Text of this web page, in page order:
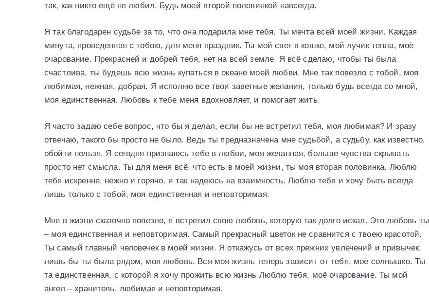
так, как никто ещё не любил. Будь моей второй половинкой навсегда.
Я так благодарен судьбе за то, что она подарила мне тебя. Ты мечта всей моей жизни. Каждая
минута, проведенная с тобою, для меня праздник. Ты мой свет в кошке, мой лучик тепла, моё
очарование. Прекрасней и добрей тебя, нет на всей земле. Я всё сделаю, чтобы ты была
счастлива, ты будешь всю жизнь купаться в океане моей любви. Мне так повезло с тобой, моя
любимая, нежная, добрая. Я исполню все твои заветные желания, только будь всегда со мной,
моя единственная. Любовь к тебе меня вдохновляет, и помогает жить.
Я часто задаю себе вопрос, что бы я делал, если бы не встретил тебя, моя любимая? И зразу
отвечаю, такого бы просто не было. Ведь ты предназначена мне судьбой, а судьбу, как известно,
обойти нельзя. Я сегодня признаюсь тебе в любви, моя желанная, больше чувства скрывать
просто нет смысла. Ты для меня всё, что есть в моей жизни, ты моя вторая половинка. Люблю
тебя искренне, нежно и горячо, и так надеюсь на взаимность. Люблю тебя и хочу быть всегда
лишь только с тобой, моя единственная и неповторимая.
Мне в жизни сказочно повезло, я встретил свою любовь, которую так долго искал. Это любовь ты
– моя единственная и неповторимая. Самый прекрасный цветок не сравнится с твоею красотой.
Ты самый главный человечек в моей жизни. Я откажусь от всех прежних увлечений и привычек,
лишь бы ты была рядом, моя любовь. Вся моя жизнь теперь зависит от тебя, моё солнышко. Ты
та единственная, с которой я хочу прожить всю жизнь Люблю тебя, моё очарование. Ты мой
ангел – хранитель, любимая и неповторимая.